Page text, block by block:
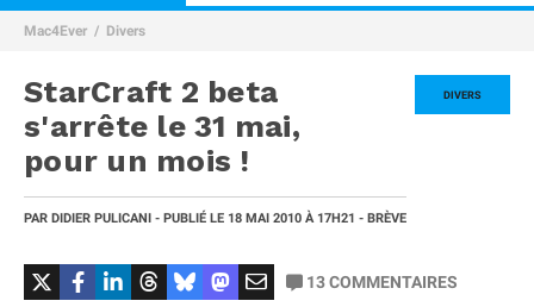
Comparatif iPhone
Mac4Ever Divers
DIVERS
StarCraft 2 beta
s'arrête le 31 mai,
pour un mois !
PAR DIDIER PULICANI - PUBLIÉ LE 18 MAI 2010 À 17H21 - BRÈVE
13COMMENTAIRES